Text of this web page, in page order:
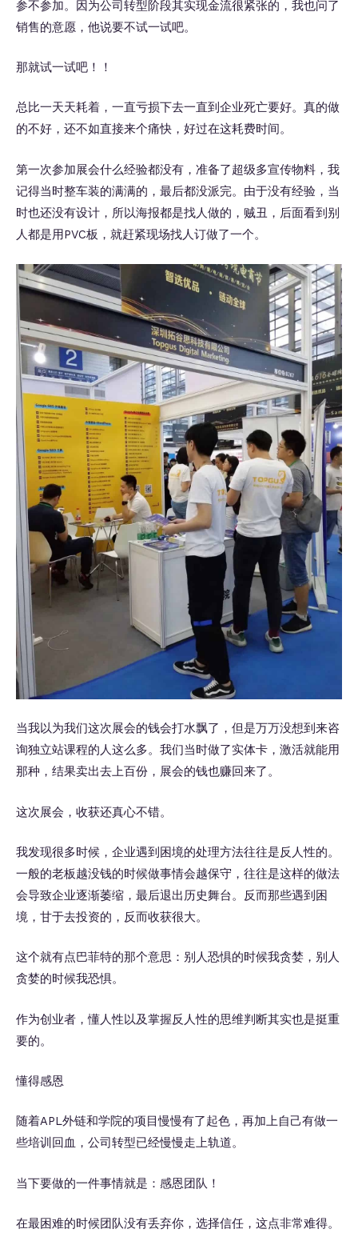
参不参加。因为公司转型阶段其实现金流很紧张的，我也问了
销售的意愿，他说要不试一试吧。
那就试一试吧！！
总比一天天耗着，一直亏损下去一直到企业死亡要好。真的做
的不好，还不如直接来个痛快，好过在这耗费时间。
第一次参加展会什么经验都没有，准备了超级多宣传物料，我
记得当时整车装的满满的，最后都没派完。由于没有经验，当
时也还没有设计，所以海报都是找人做的，贼丑，后面看到别
人都是用PVC板，就赶紧现场找人订做了一个。
当我以为我们这次展会的钱会打水飘了，但是万万没想到来咨
询独立站课程的人这么多。我们当时做了实体卡，激活就能用
那种，结果卖出去上百份，展会的钱也赚回来了。
这次展会，收获还真心不错。
我发现很多时候，企业遇到困境的处理方法往往是反人性的。
一般的老板越没钱的时候做事情会越保守，往往是这样的做法
会导致企业逐渐萎缩，最后退出历史舞台。反而那些遇到困
境，甘于去投资的，反而收获很大。
这个就有点巴菲特的那个意思：别人恐惧的时候我贪婪，别人
贪婪的时候我恐惧。
作为创业者，懂人性以及掌握反人性的思维判断其实也是挺重
要的。
懂得感恩
随着APL外链和学院的项目慢慢有了起色，再加上自己有做一
些培训回血，公司转型已经慢慢走上轨道。
当下要做的一件事情就是：感恩团队！
在最困难的时候团队没有丢弃你，选择信任，这点非常难得。